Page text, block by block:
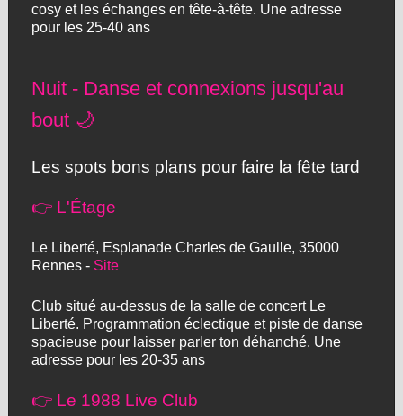
cosy et les échanges en tête-à-tête. Une adresse
pour les 25-40 ans
Nuit - Danse et connexions jusqu'au
bout 🌙
Les spots bons plans pour faire la fête tard
👉 L'Étage
Le Liberté, Esplanade Charles de Gaulle, 35000
Rennes - Site
Club situé au-dessus de la salle de concert Le
Liberté. Programmation éclectique et piste de danse
spacieuse pour laisser parler ton déhanché. Une
adresse pour les 20-35 ans
👉 Le 1988 Live Club